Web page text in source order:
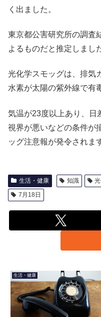
く出ました。
東京都公害研究所の調査
よるものだと推定しまし
光化学スモッグは、排気
水素が太陽の紫外線で有
気温が23度以上あり、日
視界が悪いなどの条件が
ッグ注意報が発令されま
生活・健康 知識
7月18日
生活・健康